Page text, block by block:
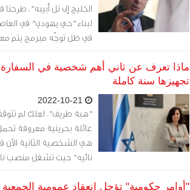
الخليج إلى تل أبيبه".
لبناء "حي يهودي" في
في ظل توجّه مبرمج يتم معه
ومحاصرة هويتهم بل حتى
ماذا تعرف عن ثاني أهم شخصية في السفارة
تجهيزها سنة كاملة
"هبة طريف". لعلك لم تتوقف
عائلة بحرينية معروفة
هي الشخصية الثانية الآن
نائيه" حيث تشغل منصب
"أوامر حكومية" تؤجل انعقاد عمومية